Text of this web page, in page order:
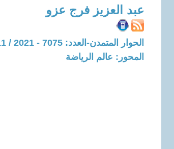
عبد العزيز فرج عزو
الحوار المتمدن-العدد: 7075 - 2021 / 11 / 12 - 03:21
المحور: عالم الرياضة